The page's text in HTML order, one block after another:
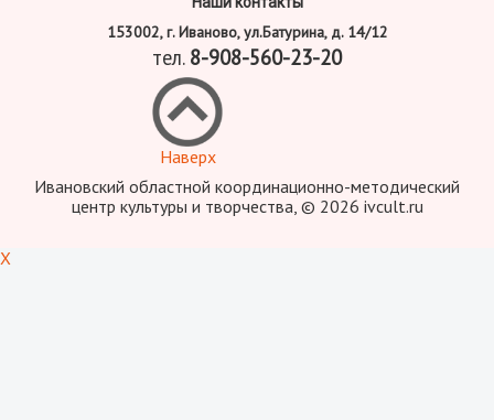
153002, г. Иваново, ул.Батурина, д. 14/12
тел. 8-908-560-23-20
Наверх
Ивановский областной координационно-методический
центр культуры и творчества, © 2026 ivcult.ru
X